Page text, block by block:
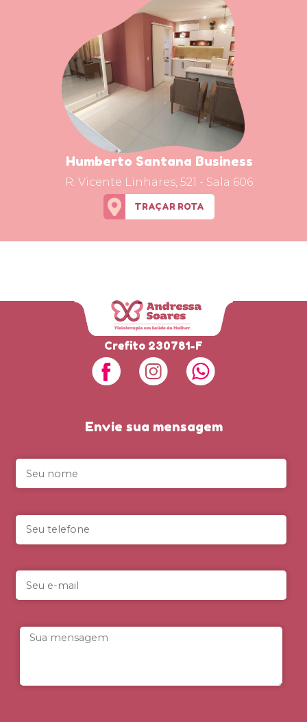
Humberto Santana Business
R. Vicente Linhares, 521 - Sala 606
TRAÇAR ROTA
Crefito 230781-F
Envie sua mensagem